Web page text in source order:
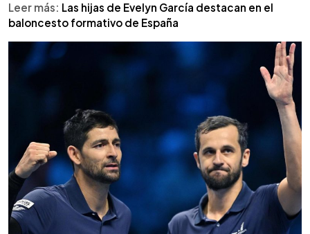
Leer más: Las hijas de Evelyn García destacan en el
baloncesto formativo de España